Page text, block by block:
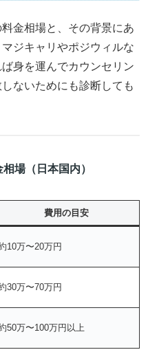
金相場と、その背景にあ
ジキャリやポジウィルな
身を運んでカウンセリン
ないためにも診断しても
場（日本国内）
費用の目安
10万〜20万円
30万〜70万円
50万〜100万円以上